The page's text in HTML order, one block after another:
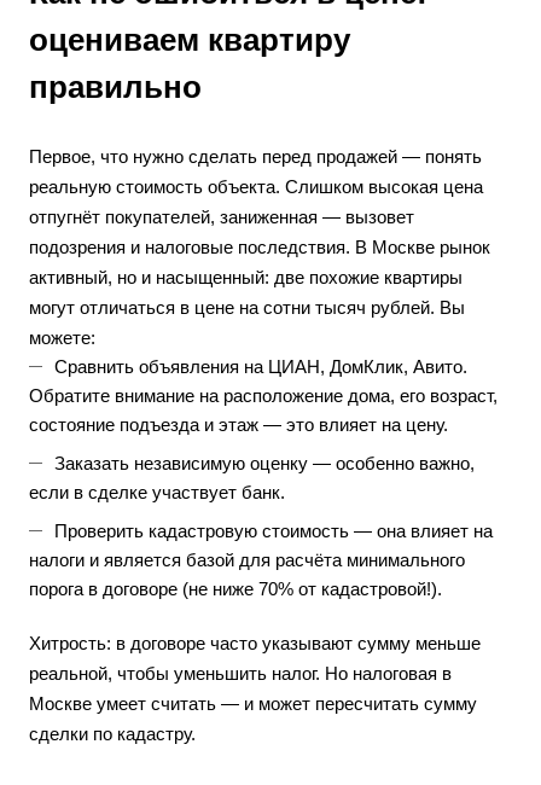
оцениваем квартиру
правильно
Первое, что нужно сделать перед продажей — понять
реальную стоимость объекта. Слишком высокая цена
отпугнёт покупателей, заниженная — вызовет
подозрения и налоговые последствия. В Москве рынок
активный, но и насыщенный: две похожие квартиры
могут отличаться в цене на сотни тысяч рублей. Вы
можете:
Сравнить объявления на ЦИАН, ДомКлик, Авито.
Обратите внимание на расположение дома, его возраст,
состояние подъезда и этаж — это влияет на цену.
Заказать независимую оценку — особенно важно,
если в сделке участвует банк.
Проверить кадастровую стоимость — она влияет на
налоги и является базой для расчёта минимального
порога в договоре (не ниже 70% от кадастровой!).
Хитрость: в договоре часто указывают сумму меньше
реальной, чтобы уменьшить налог. Но налоговая в
Москве умеет считать — и может пересчитать сумму
сделки по кадастру.